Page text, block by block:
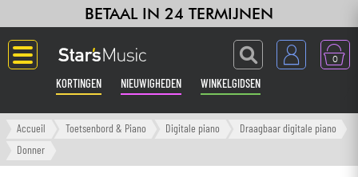
BETAAL IN 24 TERMIJNEN
0
KORTINGEN NIEUWIGHEDEN WINKELGIDSEN
Langue
Accueil Toetsenbord & Piano Digitale piano
Draagbaar digitale piano
Donner